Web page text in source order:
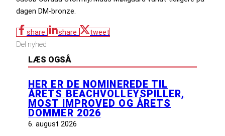
dagen DM-bronze.
share share
tweet
Del nyhed
LÆS OGSÅ
HER ER DE NOMINEREDE TIL
ÅRETS BEACHVOLLEYSPILLER,
MOST IMPROVED OG ÅRETS
DOMMER 2026
6. august 2026